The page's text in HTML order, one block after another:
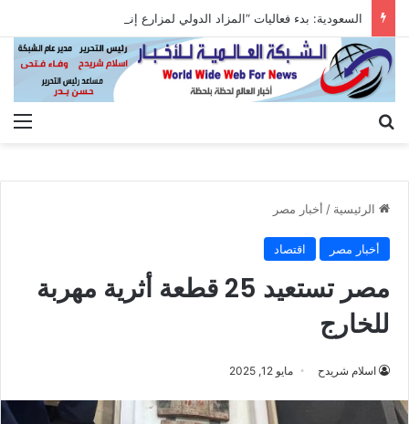
السعودية: بدء فعاليات “المزاد الدولي لمزارع إنتاج الصقور 2026”
الرئيسية / أخبار مصر
أخبار مصر اقتصاد
مصر تستعيد 25 قطعة أثرية مهربة
للخارج
اسلام شريدح مايو 12, 2025